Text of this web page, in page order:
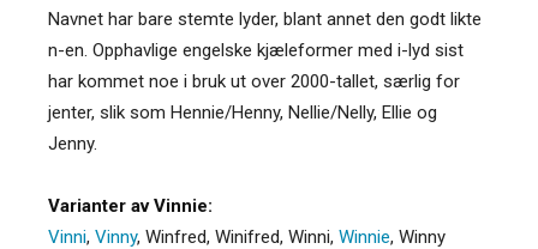
Navnet har bare stemte lyder, blant annet den godt likte
n-en. Opphavlige engelske kjæleformer med i-lyd sist
har kommet noe i bruk ut over 2000-tallet, særlig for
jenter, slik som Hennie/Henny, Nellie/Nelly, Ellie og
Jenny.
Varianter av Vinnie:
Vinni, Vinny, Winfred, Winifred, Winni, Winnie, Winny